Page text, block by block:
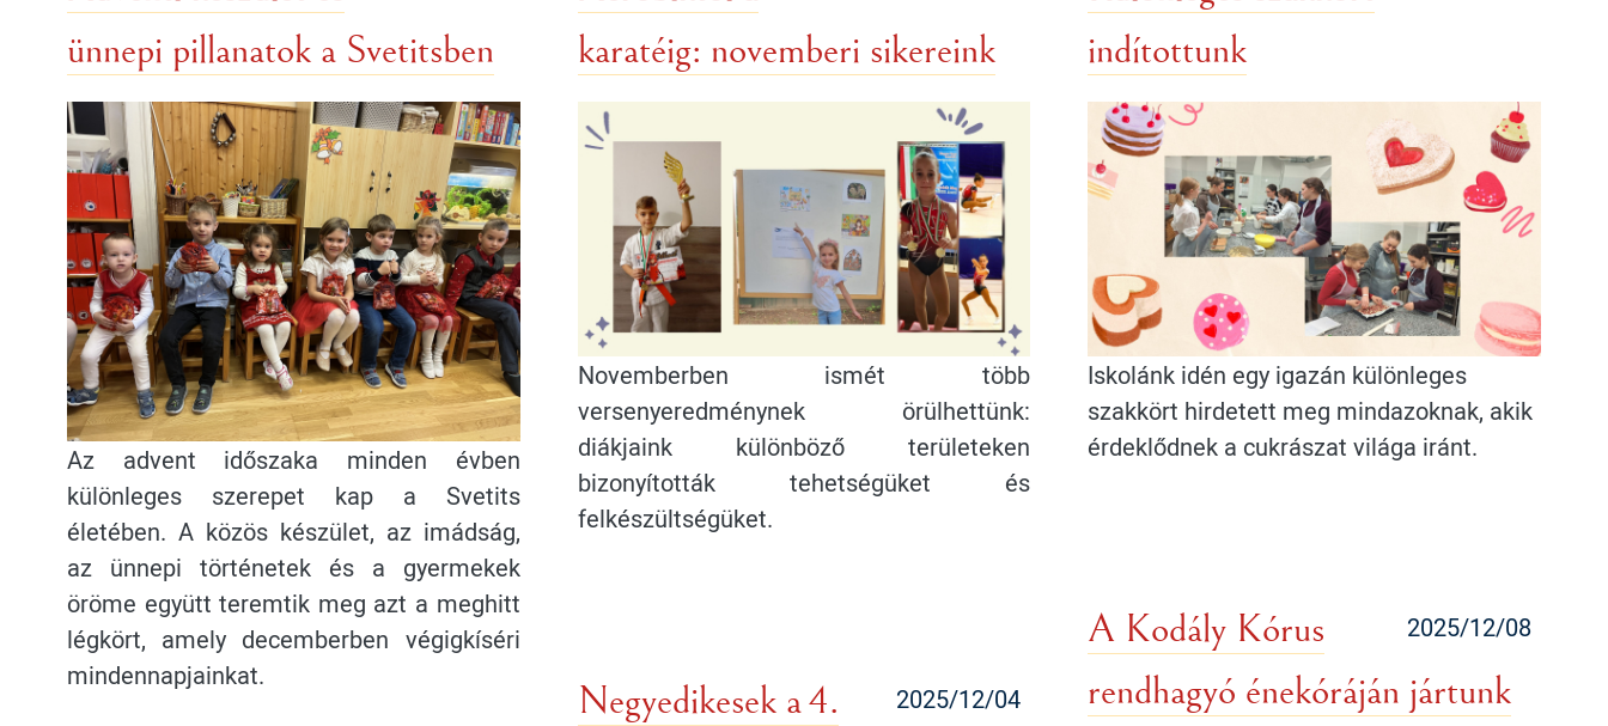
ünnepi pillanatok a Svetitsben
Az advent időszaka minden évben
különleges szerepet kap a Svetits
életében. A közös készület, az imádság,
az ünnepi történetek és a gyermekek
öröme együtt teremtik meg azt a meghitt
légkört, amely decemberben végigkíséri
mindennapjainkat.
karatéig: novemberi sikereink
Novemberben ismét több
versenyeredménynek örülhettünk:
diákjaink különböző területeken
bizonyították tehetségüket és
felkészültségüket.
indítottunk
Iskolánk idén egy igazán különleges
szakkört hirdetett meg mindazoknak, akik
érdeklődnek a cukrászat világa iránt.
2025/12/08
A Kodály Kórus
rendhagyó énekóráján jártunk
2025/12/04
Negyedikesek a 4.